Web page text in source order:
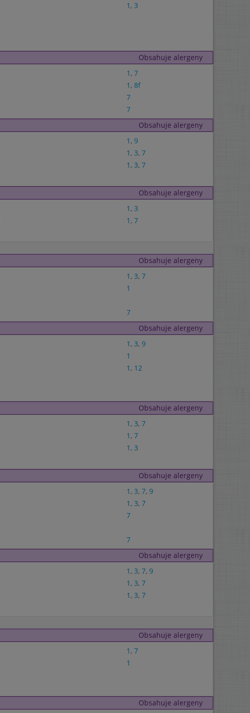
1 , 3
Obsahuje alergeny
1 , 7
1 , 8f
7
7
Obsahuje alergeny
1 , 9
1 , 3, 7
1 , 3, 7
Obsahuje alergeny
1 , 3
1 , 7
Obsahuje alergeny
1 , 3, 7
1
7
Obsahuje alergeny
1 , 3, 9
1
1 , 12
Obsahuje alergeny
1 , 3, 7
1 , 7
1 , 3
Obsahuje alergeny
1 , 3, 7, 9
1 , 3, 7
7
7
Obsahuje alergeny
1 , 3, 7, 9
1 , 3, 7
1 , 3, 7
Obsahuje alergeny
1 , 7
1
Obsahuje alergeny